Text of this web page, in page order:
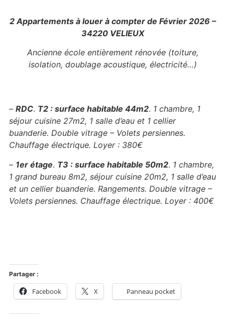
2 Appartements à louer à compter de Février 2026 –
34220 VELIEUX
Ancienne école entièrement rénovée (toiture,
isolation, doublage acoustique, électricité…)
– RDC. T2 : surface habitable 44m2. 1 chambre, 1
séjour cuisine 27m2, 1 salle d’eau et 1 cellier
buanderie. Double vitrage – Volets persiennes.
Chauffage électrique. Loyer : 380€
– 1er étage. T3 : surface habitable 50m2. 1 chambre,
1 grand bureau 8m2, séjour cuisine 20m2, 1 salle d’eau
et un cellier buanderie. Rangements. Double vitrage –
Volets persiennes. Chauffage électrique. Loyer : 400€
Partager :
Facebook X Panneau pocket